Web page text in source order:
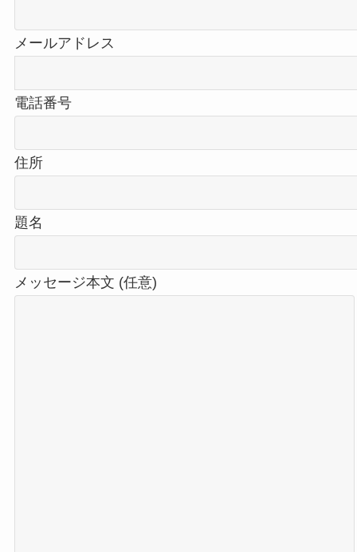
メールアドレス
電話番号
住所
題名
メッセージ本文 (任意)